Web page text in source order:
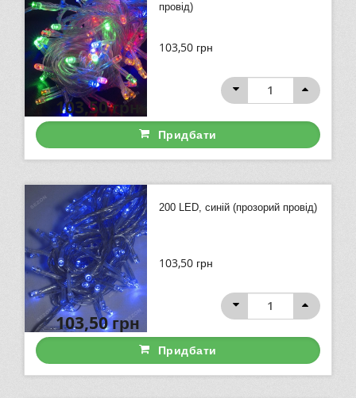
провід)
103,50 грн
103,50грн
Придбати
200 LED, синій (прозорий провід)
103,50 грн
103,50грн
Придбати